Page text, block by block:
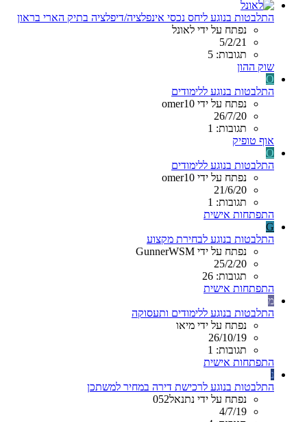
התלבטות בנוגע ליחס נכסי אינפלציה/דיפלציה בתיק הארי בראון
נפתח על ידי לאונל
5/2/21
תגובות: 5
שוק ההון
O
התלבטות בנוגע ללימודים
נפתח על ידי omer10
26/7/20
תגובות: 1
אוף טופיק
O
התלבטות בנוגע ללימודים
נפתח על ידי omer10
21/6/20
תגובות: 1
התפתחות אישית
G
התלבטות בנוגע לבחירת מקצוע
נפתח על ידי GunnerWSM
25/2/20
תגובות: 26
התפתחות אישית
מ
התלבטות בנוגע ללימודים ותעסוקה
נפתח על ידי מיאו
26/10/19
תגובות: 1
התפתחות אישית
נ
התלבטות בנוגע לרכישת דירה במחיר למשתכן
נפתח על ידי נתנאל052
4/7/19